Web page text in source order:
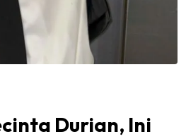
Durian, Ini